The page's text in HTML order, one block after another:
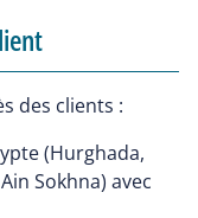
des clients :
(Hurghada,
Sokhna) avec